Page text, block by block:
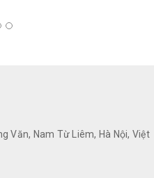
Văn, Nam Từ Liêm, Hà Nội, Việt